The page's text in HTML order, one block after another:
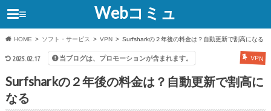
Webコミュ
≡
HOME ソフト・サービス VPN Surfsharkの２年後の料金は？自動更新で割高になる
2025.02.17 VPN
当ブログは、プロモーションが含まれます。
Surfsharkの２年後の料金は？自動更新で割高に
なる